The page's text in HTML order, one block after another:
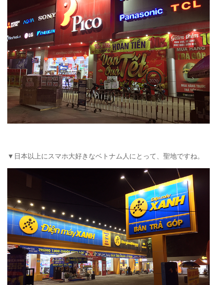
▼日本以上にスマホ大好きなベトナム人にとって、聖地ですね。